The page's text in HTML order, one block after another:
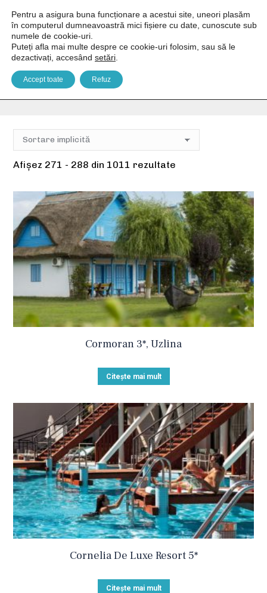
Vacanțe
Afișez 271 - 288 din 1011 rezultate
Cormoran 3*, Uzlina
Citește mai mult
Cornelia De Luxe Resort 5*
Citește mai mult
Pentru a asigura buna funcționare a acestui site, uneori plasăm
în computerul dumneavoastră mici fișiere cu date, cunoscute sub
numele de cookie-uri.
Puteți afla mai multe despre ce cookie-uri folosim, sau să le
dezactivați, accesând setări
Accept toate Refuz